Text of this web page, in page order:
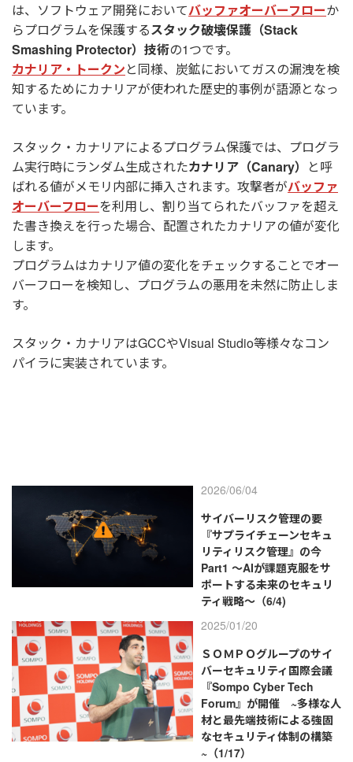
は、ソフトウェア開発においてバッファオーバーフローか
らプログラムを保護するスタック破壊保護（Stack
Smashing Protector）技術の1つです。
カナリア・トークンと同様、炭鉱においてガスの漏洩を検
知するためにカナリアが使われた歴史的事例が語源となっ
ています。
スタック・カナリアによるプログラム保護では、プログラ
ム実行時にランダム生成されたカナリア（Canary）
と呼
ばれる値がメモリ内部に挿入されます。攻撃者がバッファ
オーバーフローを利用し、割り当てられたバッファを超え
た書き換えを行った場合、配置されたカナリアの値が変化
します。
プログラムはカナリア値の変化をチェックすることでオー
バーフローを検知し、プログラムの悪用を未然に防止しま
す。
スタック・カナリアはGCCやVisual Studio等様々なコン
パイラに実装されています。
2026/06/04
サイバーリスク管理の要
『サプライチェーンセキュ
リティリスク管理』の今
Part1 ～AIが課題克服をサ
ポートする未来のセキュリ
ティ戦略～（6/4)
2025/01/20
ＳＯＭＰＯグループのサイ
バーセキュリティ国際会議
『Sompo Cyber Tech
Forum』が開催 ~多様な人
材と最先端技術による強固
なセキュリティ体制の構築
~（1/17）